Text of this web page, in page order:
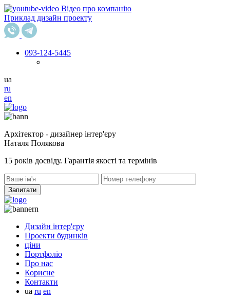
Відео про компанію
Приклад дизайн проекту
093-124-5445
ua
ru
en
Архітектор - дизайнер інтер'єру
Наталя Полякова
15 років досвіду. Гарантія якості та термінів
Запитати
Дизайн інтер'єру
Проекти будинків
ціни
Портфоліо
Про нас
Корисне
Контакти
ua ru en